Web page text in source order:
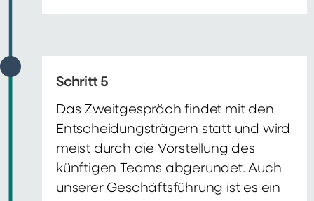
Schritt 5
Das Zweitgespräch findet mit den
Entscheidungsträgern statt und wird
meist durch die Vorstellung des
künftigen Teams abgerundet. Auch
unserer Geschäftsführung ist es ein